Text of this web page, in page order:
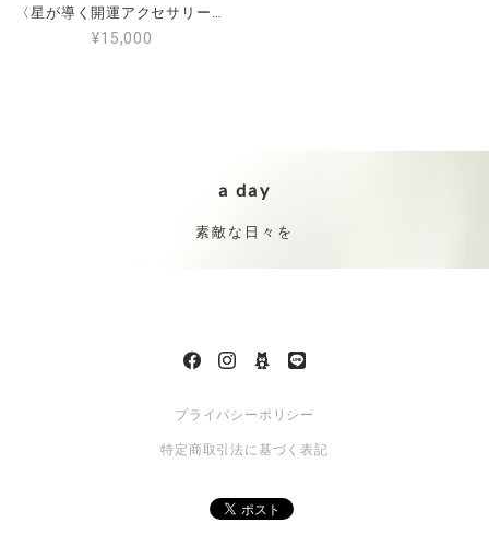
¥15,000
a day
素敵な日々を
プライバシーポリシー
特定商取引法に基づく表記